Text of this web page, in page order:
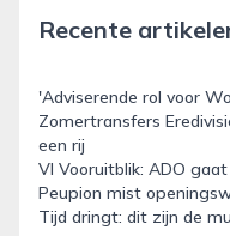
Recente
'Adviserende rol voor
Zomertransfers
een rij
VI Vooruitblik: ADO
Peupion mist
Tijd dringt: dit zijn de